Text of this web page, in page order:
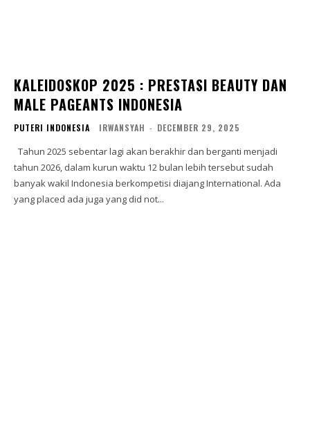
KALEIDOSKOP 2025 : PRESTASI BEAUTY DAN
MALE PAGEANTS INDONESIA
PUTERI INDONESIA IRWANSYAH - DECEMBER 29, 2025
tahun 2026, dalam kurun waktu 12 bulan lebih tersebut sudah
banyak wakil Indonesia berkompetisi diajang International. Ada
yang placed ada juga yang did not...